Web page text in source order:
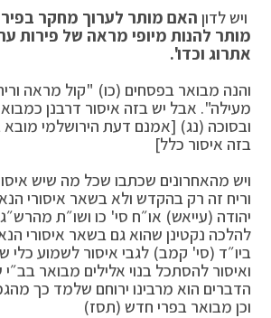
ויש לדון האם מותר לערוך מחקר
מותר להנות מיופי מראה של פירות
אתרוג וכדו'.
והנה מבואר בפסחים (כו) "קול מראה
מעילה". אבל יש בזה איסור דרבנן
ובסוכה (נג) [אמנם דעת הירושלמי
בזה איסור כלל]
ויש מהאחרונים שכתבו שכל מה שיש
וריח זה רק בהקדש ולא בשאר איסורי
יהודה (עייאש) או״ח סי' כו ושו״ת
להלכה נקטינן שהוא גם בשאר איסורי
ביו״ד (סי' קמב) לגבי איסור לשמוע כלי
ואיסור להסתכל בנוי אלילים מבואר
הדברים הוא מרבינו ירוחם שלמד כך
וכן מבואר בפרי חדש (תסז)